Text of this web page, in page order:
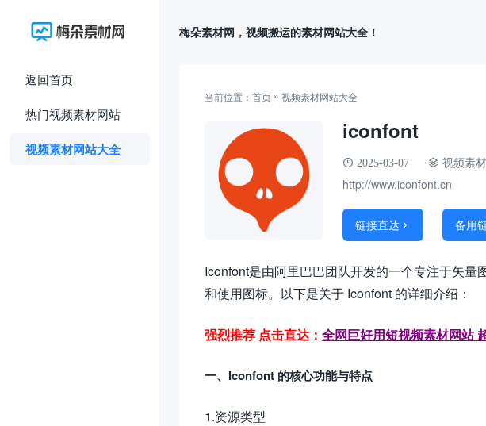
返回首页
热门视频素材网站
视频素材网站大全
梅朵素材网，视频搬运的素材网站大全！
当前位置： 首页 » 视频素材网站大全
iconfont
2025-03-07 视频素
http://www.iconfont.cn
链接直达  备用
Iconfont是由阿里巴巴团队开发的一个专注于矢
和使用图标。以下是关于 Iconfont 的详细介绍：
强烈推荐 点击直达： 全网巨好用短视频素材网站
一、Iconfont 的核心功能与特点
1.资源类型